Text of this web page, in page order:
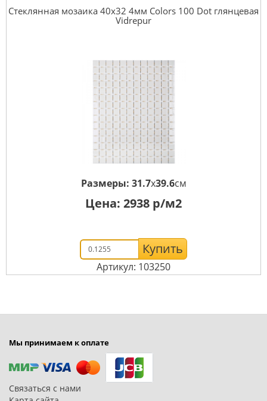
Стеклянная мозаика 40x32 4мм Colors 100 Dot глянцевая
Vidrepur
Размеры: 31.7x39.6см
Цена: 2938 р/м2
Купить
Артикул: 103250
Мы принимаем к оплате
Связаться с нами